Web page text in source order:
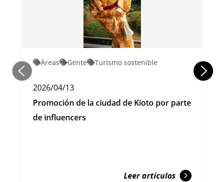
Áreas Gente Turismo sostenible
2026/04/13
Promoción de la ciudad de Kioto por parte
de influencers
Leer artículos